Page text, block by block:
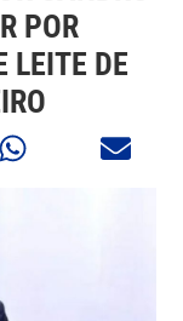
POR
LEITE DE